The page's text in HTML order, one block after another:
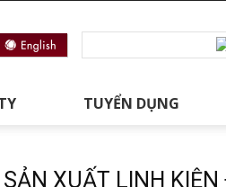
TUYỂN DỤNG
XUẤT LINH